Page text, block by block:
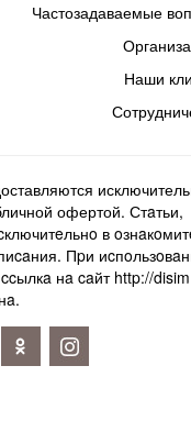
Частозадаваемые
Наши
офертой. Стaтьи,
в
Пpи
нa caйт http://